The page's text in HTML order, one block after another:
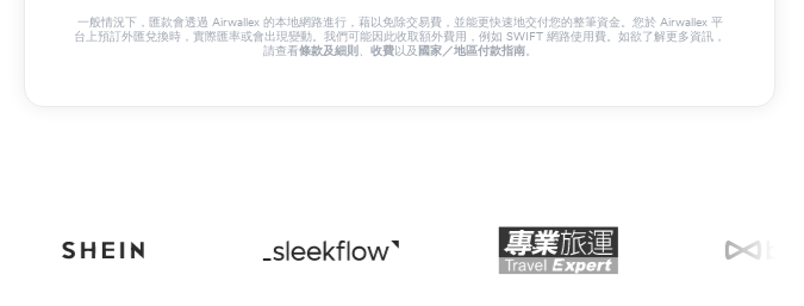
一般情況下，匯款會透過 Airwallex 的本地網路進行，藉以免除交易費，並能更快速地交付您的整筆資金。您於 Airwallex 平
台上預訂外匯兌換時，實際匯率或會出現變動。我們可能因此收取額外費用，例如 SWIFT 網路使用費。如欲了解更多資訊，
請查看條款及細則、 收費以及 國家／地區付款指南。